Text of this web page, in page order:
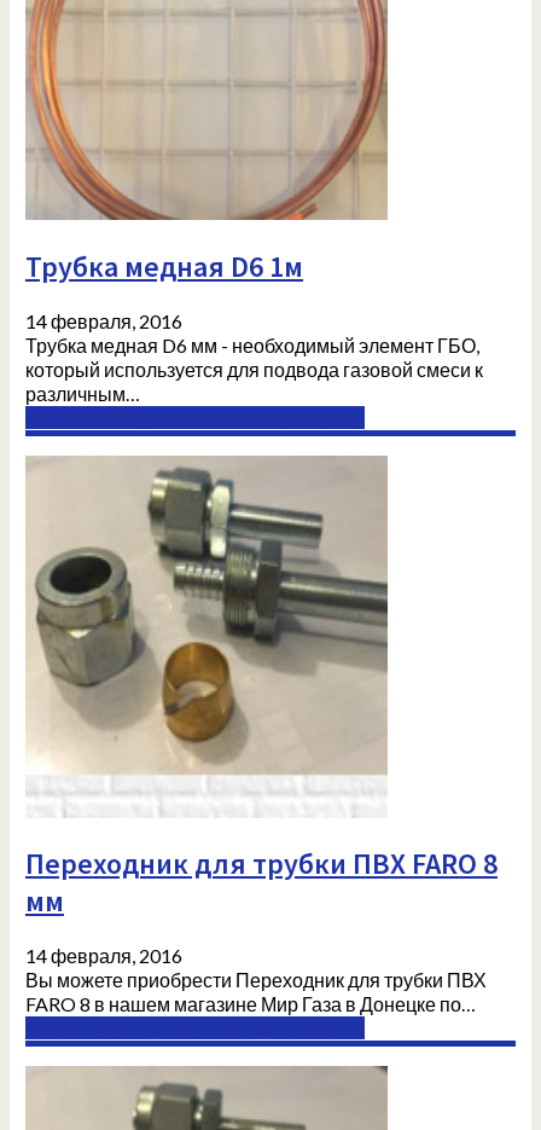
Трубка медная D6 1м
14 февраля, 2016
Трубка медная D6 мм - необходимый элемент ГБО,
который используется для подвода газовой смеси к
различным…
Переходник для трубки ПВХ FARO 8
мм
14 февраля, 2016
Вы можете приобрести Переходник для трубки ПВХ
FARO 8 в нашем магазине Мир Газа в Донецке по…